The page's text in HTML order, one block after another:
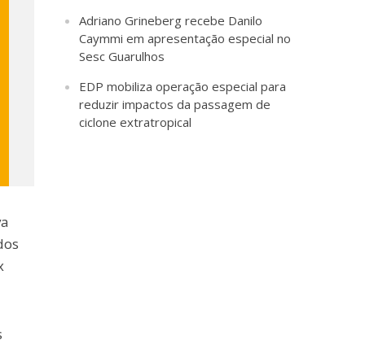
Adriano Grineberg recebe Danilo
Caymmi em apresentação especial no
Sesc Guarulhos
EDP mobiliza operação especial para
reduzir impactos da passagem de
ciclone extratropical